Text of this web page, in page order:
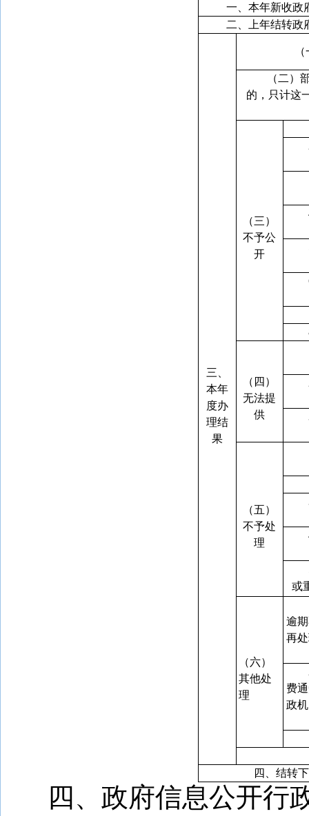
一、本年新收政
二、上年结转政
三、
本年
度办
理结
果
（二）
的，只计这
（三）
不予公
开
（四）
无法提
供
（五）
不予处
理
或
（六）
其他处
理
逾
再
费
政
四、结转
四、政府信息公开行